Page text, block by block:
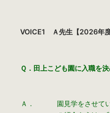
VOICE1 Ａ先生【2026年度
Ｑ．田上こども園に入職を
Ａ．
園見学をさせて